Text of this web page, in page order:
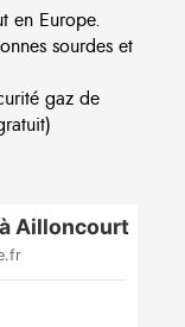
en Europe.
sourdes et
gaz de
Ailloncourt